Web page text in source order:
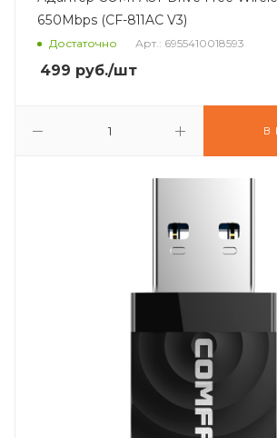
650Mbps (CF-811AC V3)
Достаточно Арт.: 6955410018593
499 руб./шт
В